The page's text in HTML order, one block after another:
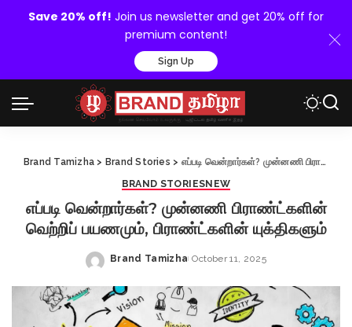
Save 20% off! Join us newsletter and get 20% off for
premium content!
Sign Up
Brand Tamizha > Brand Stories > எப்படி வென்றார்கள்? முன்னணி பிராண்ட்களின் வெற்றிப் பயணமும், பிராண்ட்களின் யுக்திகளும்
BRAND STORIESNEW
எப்படி வென்றார்கள்? முன்னணி பிராண்ட்களின்
வெற்றிப் பயணமும், பிராண்ட்களின் யுக்திகளும்
Posted
Brand Tamizha October 11, 2025